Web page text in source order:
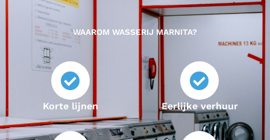
WAAROM WASSERIJ MARNITA?
Korte lijnen Eerlijke verhuur